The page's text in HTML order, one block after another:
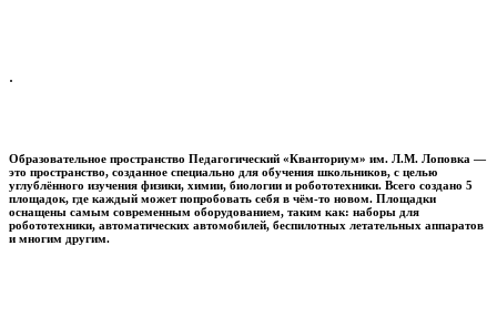
.
Образовательное пространство Педагогический «Кванториум» им. Л.М. Лоповка —
это пространство, созданное специально для обучения школьников, с целью
углублённого изучения физики, химии, биологии и робототехники. Всего создано 5
площадок, где каждый может попробовать себя в чём-то новом. Площадки
оснащены самым современным оборудованием, таким как: наборы для
робототехники, автоматических автомобилей, беспилотных летательных аппаратов
и многим другим.